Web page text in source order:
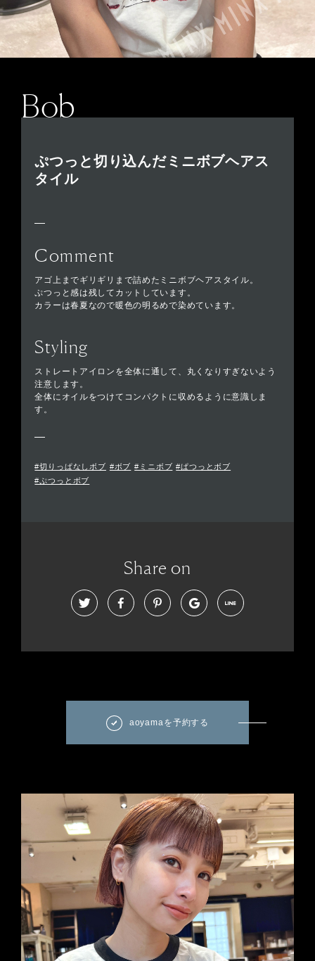
Bob
ぷつっと切り込んだミニボブヘアス
タイル
Comment
アゴ上までギリギリまで詰めたミニボブヘアスタイル。
ぷつっと感は残してカットしています。
カラーは春夏なので暖色の明るめで染めています。
Styling
ストレートアイロンを全体に通して、丸くなりすぎないよう
注意します。
全体にオイルをつけてコンパクトに収めるように意識しま
す。
#切りっぱなしボブ #ボブ #ミニボブ #ぱつっとボブ
#ぷつっとボブ
Share on
aoyamaを予約する